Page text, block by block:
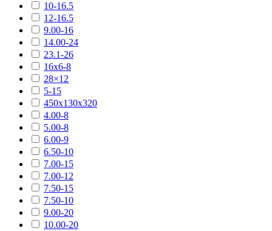
10-16.5
12-16.5
9.00-16
14.00-24
23.1-26
16х6-8
28×12
5-15
450х130х320
4.00-8
5.00-8
6.00-9
6.50-10
7.00-15
7.00-12
7.50-15
7.50-10
9.00-20
10.00-20